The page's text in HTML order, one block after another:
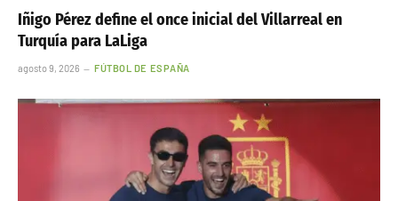
Iñigo Pérez define el once inicial del Villarreal en
Turquía para LaLiga
agosto 9, 2026 FÚTBOL DE ESPAÑA